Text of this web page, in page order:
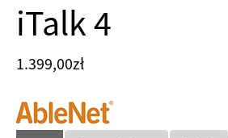
iTalk 4
1.399,00zł